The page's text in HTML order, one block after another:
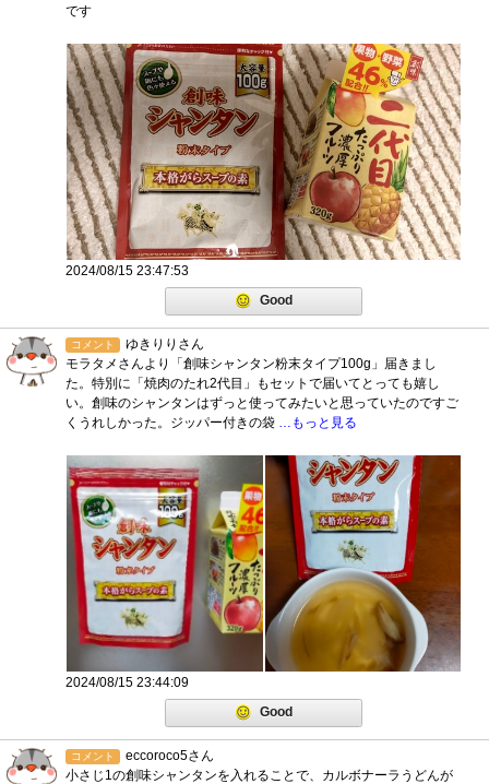
です
2024/08/15 23:47:53
Good
コメント
ゆきりりさん
モラタメさんより「創味シャンタン粉末タイプ100g」届きまし
た。特別に「焼肉のたれ2代目」もセットで届いてとっても嬉し
い。創味のシャンタンはずっと使ってみたいと思っていたのですご
くうれしかった。ジッパー付きの袋 …もっと見る
2024/08/15 23:44:09
Good
コメント
eccoroco5さん
小さじ1の創味シャンタンを入れることで、カルボナーラうどんが